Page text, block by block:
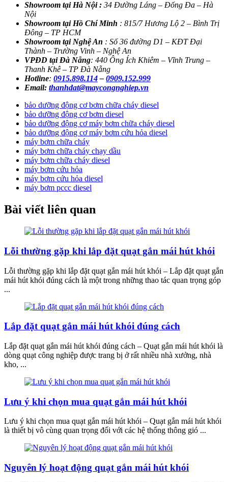
Showroom tại Hà Nội : 34 Đường Láng – Đống Đa – Hà
Nội
Showroom tại Hồ Chí Minh : 815/7 Hương Lộ 2 – Bình Trị
Đông – TP HCM
Showroom tại Nghệ An : Số 36 đường D1 – KĐT Đại
Thành – Trường Vinh – Nghệ An
VPĐD tại Đà Nẵng: 440 Ông Ích Khiêm – Vĩnh Trung –
Thanh Khê – TP Đà Nẵng
Hotline: 0915.898.114– 0909.152.999
Email: thanhdat@maycongnghiep.vn
bảo dưỡng động cơ bơm chữa cháy diesel
bảo dưỡng động cơ bơm diesel
bảo dưỡng động cơ máy bơm chữa cháy diesel
bảo dưỡng động cơ máy bơm cứu hỏa diesel
máy bơm chữa cháy
máy bơm chữa cháy chạy dầu
máy bơm chữa cháy diesel
máy bơm cứu hỏa
máy bơm cứu hỏa diesel
máy bơm pccc diesel
Bài viết liên quan
Lỗi thường gặp khi lắp đặt quạt gắn mái hút khói
Lỗi thường gặp khi lắp đặt quạt gắn mái hút khói – Lắp đặt quạt gắn
mái hút khói đúng cách là một trong những thao tác quan trọng góp
...
Lắp đặt quạt gắn mái hút khói đúng cách
Lắp đặt quạt gắn mái hút khói đúng cách – Quạt gắn mái hút khói là
dòng quạt công nghiệp được trang bị ở rất nhiều nhà xưởng, nhà
kho, ...
Lưu ý khi chọn mua quạt gắn mái hút khói
Lưu ý khi chọn mua quạt gắn mái hút khói – Quạt gắn mái hút khói
là thiết bị vô cùng quan trọng đối với các hệ thống thông gió ...
Nguyên lý hoạt động quạt gắn mái hút khói